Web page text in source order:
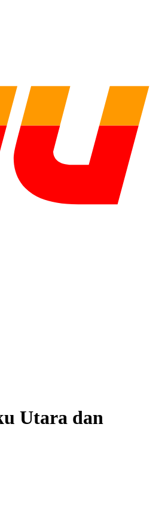
Utara dan